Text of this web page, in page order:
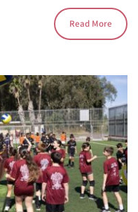
Read More